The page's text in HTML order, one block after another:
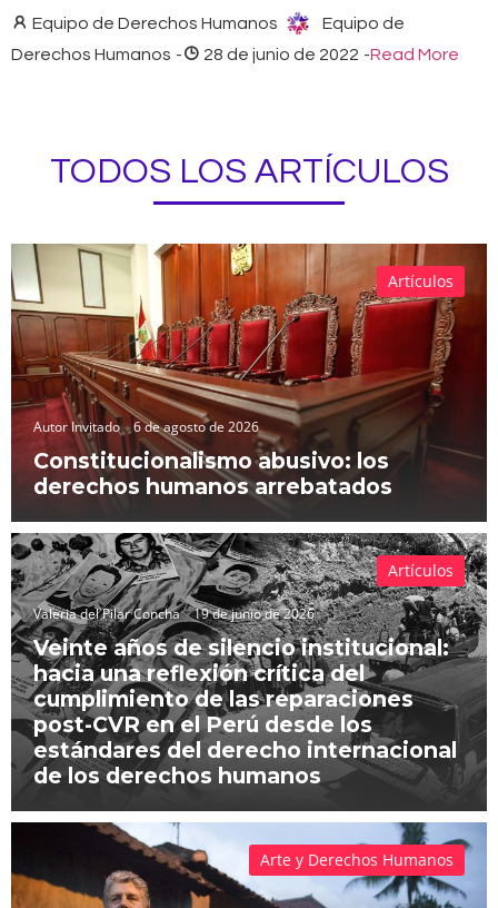
Equipo de Derechos Humanos
Equipo de
Derechos Humanos - 28 de junio de 2022 -Read More
TODOS LOS ARTÍCULOS
Autor Invitado 6 de agosto de 2026
Constitucionalismo abusivo: los
derechos humanos arrebatados
Artículos
Valeria del Pilar Concha 19 de junio de 2026
Veinte años de silencio institucional:
hacia una reflexión crítica del
cumplimiento de las reparaciones
post-CVR en el Perú desde los
estándares del derecho internacional
de los derechos humanos
Artículos
Arte y Derechos Humanos